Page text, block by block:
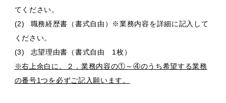
てください。
(2)
職務経歴書（書式自由）※業務内容を詳細に記入して
ください。
(3)
志望理由書（書式自由 1枚）
※右上余白に、２．業務内容の①～④のうち希望する業務
の番号1つを必ずご記入願います。